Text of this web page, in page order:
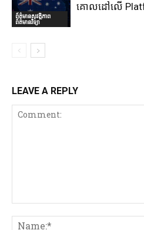
ព័ត៌មានសុវត្ថិភាព
ព័ត៌មានវិទ្យា
គោលដៅលើ
LEAVE A REPLY